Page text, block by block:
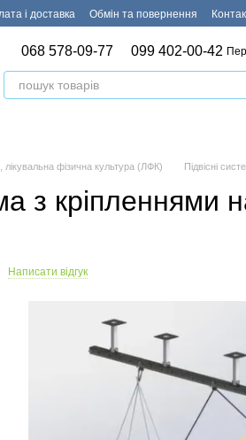
і доставка Обмін та повернення
068 578-09-77 099 402-00-42
лікувальна фізична культура (ЛФК) Підвісні
з кріпленнями
Написати відгук